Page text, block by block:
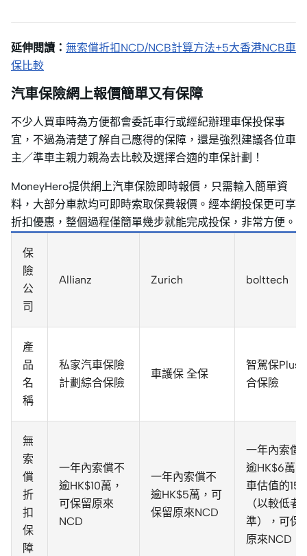
延伸閱讀： 無索償折扣NCD/NCB計算方法+5大香港NCB車
保比較
汽車保險網上報價簡單又有保障
不少人買車時為方便都會委託車行或經紀辦理車保投保事
宜，不過為清楚了解自己應得的保障，還是強烈建議各位車
主／準車主親力親為去比較及選擇合適的車保計劃！
MoneyHero提供網上汽車保險即時報價，只需輸入簡單資
料，大部分車款均可即時索取保費報價。經本網投保更可享
折扣優惠，整個過程僅簡單幾步就能完成投保，非常方便。
保
險
公
司
Allianz Zurich bolttech
產
品
名
稱
私家汽車保險
計劃綜合保險
車護保 全保
智駕保Plus
合保險
無
索
償
折
扣
保
障
一年內索償不
逾HK$10萬，
可保留原來
NCD
一年內索償不
逾HK$5萬，可
保留原來NCD
一年內索償
逾HK$6萬
車估值的
（以較低者
準），可保
原來NCD